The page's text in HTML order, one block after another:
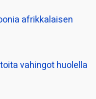
afrikkalaisen
vahingot huolella